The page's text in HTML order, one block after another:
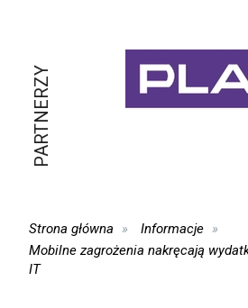
PARTNERZY
Strona główna
Informacje
Mobilne zagrożenia nakręcają
IT